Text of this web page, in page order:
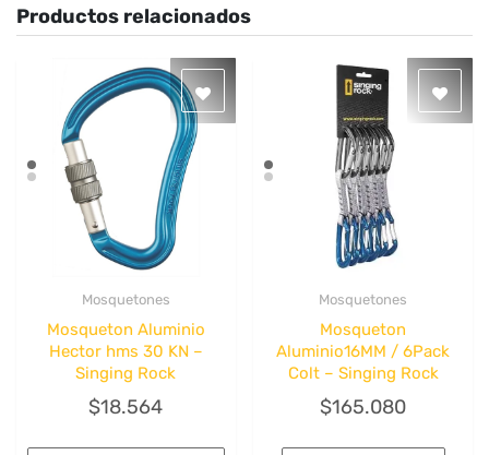
Productos relacionados
Mosquetones
Mosqueton Aluminio
Hector hms 30 KN –
Singing Rock
$18.564
Mosquetones
Mosqueton
Aluminio16MM / 6Pack
Colt – Singing Rock
$165.080